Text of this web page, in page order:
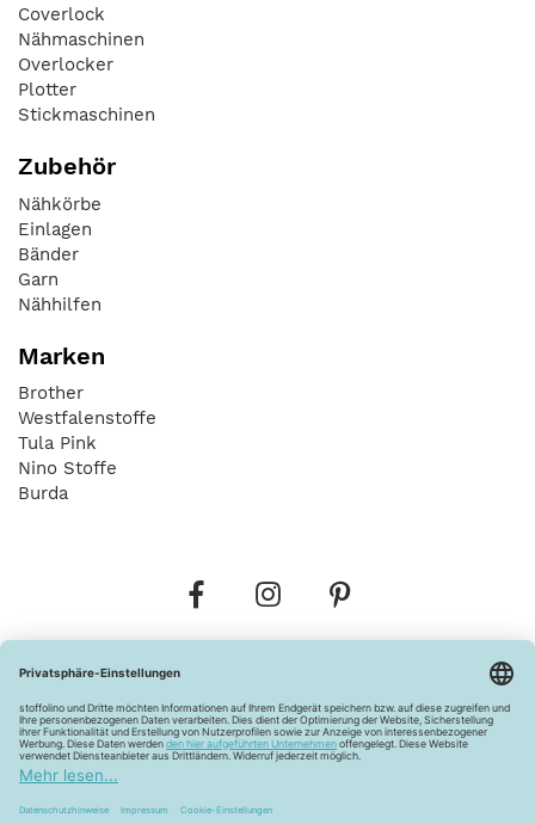
Coverlock
Nähmaschinen
Overlocker
Plotter
Stickmaschinen
Zubehör
Nähkörbe
Einlagen
Bänder
Garn
Nähhilfen
Marken
Brother
Westfalenstoffe
Tula Pink
Nino Stoffe
Burda
Widerrufsbelehrung Vertrag widerrufen
Barrierefreiheitserklärung